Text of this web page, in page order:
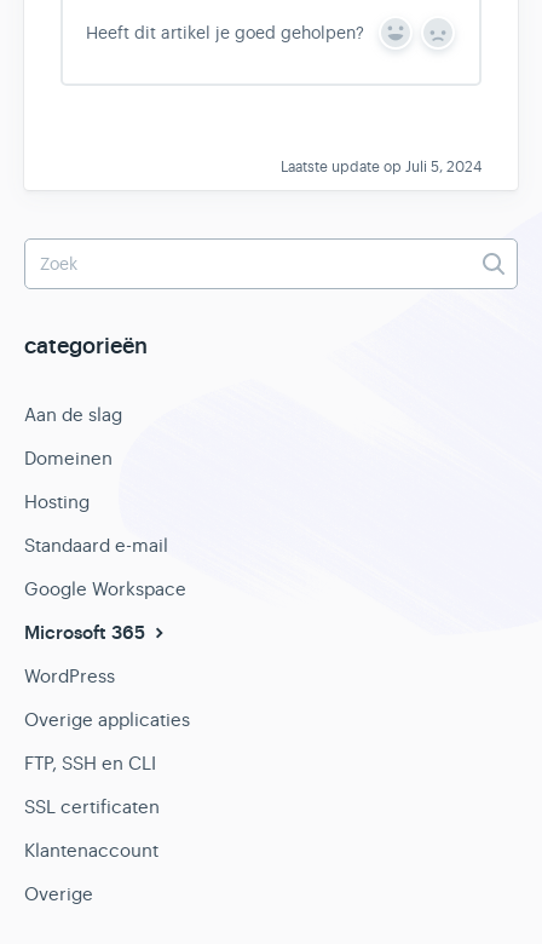
Heeft dit artikel je goed geholpen?
Y
s
N
Laatste update op Juli 5, 2024
categorieën
Aan de slag
Domeinen
Hosting
Standaard e-mail
Google Workspace
Microsoft 365
WordPress
Overige applicaties
FTP, SSH en CLI
SSL certificaten
Klantenaccount
Overige